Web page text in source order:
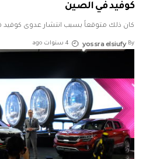
كوفيد في الصين
كان ذلك متوقعاً بسبب انتشار عدوى كوفيد
By
yossra elsiufy 4 سنوات ago